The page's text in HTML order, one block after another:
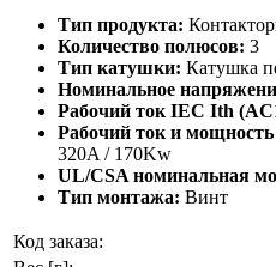
Тип продукта:
Количество полюсов: 3
Тип катушки: Катушка
Номинальное
Рабочий ток IEC Ith
Рабочий ток и
320A / 170Kw
UL/CSA номинальная
Тип монтажа: Винт
Код заказа: